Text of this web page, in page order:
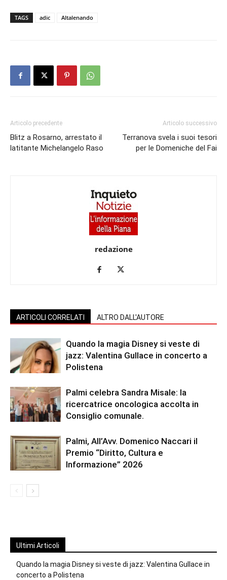
TAGS adic Altalenando
Articolo precedente
Blitz a Rosarno, arrestato il
latitante Michelangelo Raso
Articolo successivo
Terranova svela i suoi tesori
per le Domeniche del Fai
redazione
ARTICOLI CORRELATI ALTRO DALL'AUTORE
Quando la magia Disney si veste di
jazz: Valentina Gullace in concerto a
Polistena
Palmi celebra Sandra Misale: la
ricercatrice oncologica accolta in
Consiglio comunale.
Palmi, All’Avv. Domenico Naccari il
Premio “Diritto, Cultura e
Informazione” 2026
Ultimi Articoli
Quando la magia Disney si veste di jazz: Valentina Gullace in
concerto a Polistena